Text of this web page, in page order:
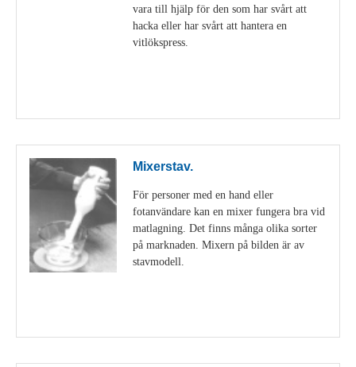
vara till hjälp för den som har svårt att
hacka eller har svårt att hantera en
vitlökspress.
Mixerstav.
För personer med en hand eller
fotanvändare kan en mixer fungera bra vid
matlagning. Det finns många olika sorter
på marknaden. Mixern på bilden är av
stavmodell.